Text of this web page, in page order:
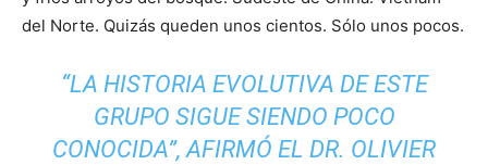
del Norte. Quizás queden unos cientos. Sólo unos pocos.
“LA HISTORIA EVOLUTIVA DE ESTE
GRUPO SIGUE SIENDO POCO
CONOCIDA”, AFIRMÓ EL DR. OLIVIER